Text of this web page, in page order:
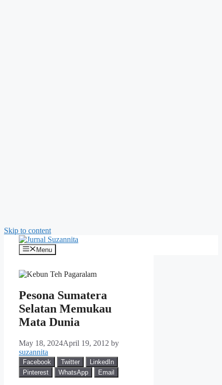
Skip to content
Menu
Pesona Sumatera
Selatan Memukau
Mata Dunia
May 18, 2024April 19, 2012 by
suzannita
Facebook Twitter
LinkedIn
Pinterest
WhatsApp Email